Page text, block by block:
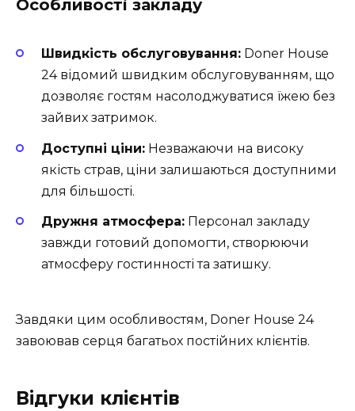
Особливості закладу
Швидкість обслуговування: Doner House
24 відомий швидким обслуговуванням, що
дозволяє гостям насолоджуватися їжею без
зайвих затримок.
Доступні ціни: Незважаючи на високу
якість страв, ціни залишаються доступними
для більшості.
Дружня атмосфера: Персонал закладу
завжди готовий допомогти, створюючи
атмосферу гостинності та затишку.
Завдяки цим особливостям, Doner House 24
завоював серця багатьох постійних клієнтів.
Відгуки клієнтів